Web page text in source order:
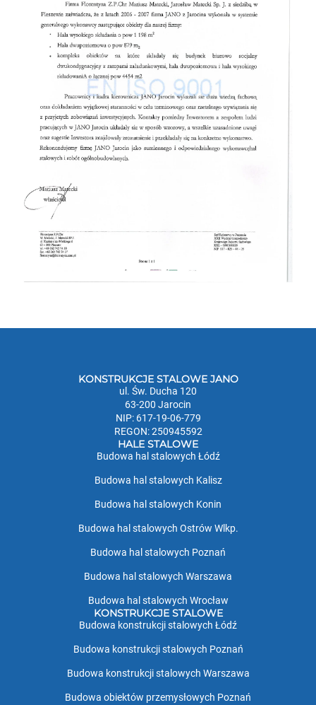
KONSTRUKCJE STALOWE JANO
ul. Św. Ducha 120
63-200 Jarocin
NIP: 617-19-06-779
REGON: 250945592
HALE STALOWE
Budowa hal stalowych Łódź
Budowa hal stalowych Kalisz
Budowa hal stalowych Konin
Budowa hal stalowych Ostrów Wlkp.
Budowa hal stalowych Poznań
Budowa hal stalowych Warszawa
Budowa hal stalowych Wrocław
KONSTRUKCJE STALOWE
Budowa konstrukcji stalowych Łódź
Budowa konstrukcji stalowych Poznań
Budowa konstrukcji stalowych Warszawa
Budowa obiektów przemysłowych Poznań